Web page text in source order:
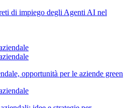
di impiego degli Agenti AI nel
opportunità per le aziende green